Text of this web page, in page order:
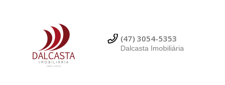
(47) 3054-5353
Dalcasta Imobiliária